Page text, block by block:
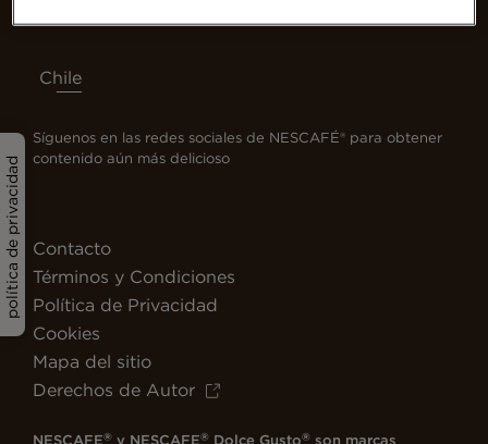
política de privacidad
Chile
Síguenos en las redes sociales de NESCAFÉ® para obtener
contenido aún más delicioso
Contacto
Términos y Condiciones
Política de Privacidad
Cookies
Mapa del sitio
Derechos de Autor